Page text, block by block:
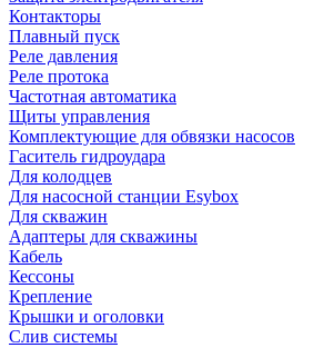
Контакторы
Плавный пуск
Реле давления
Реле протока
Частотная автоматика
Щиты управления
Комплектующие для обвязки насосов
Гаситель гидроудара
Для колодцев
Для насосной станции Esybox
Для скважин
Адаптеры для скважины
Кабель
Кессоны
Крепление
Крышки и оголовки
Слив системы